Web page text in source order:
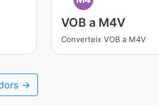
VOB a M4V
Converteix VOB a M4V
→